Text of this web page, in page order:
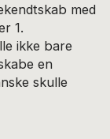
med
1.
ikke bare
en
skulle